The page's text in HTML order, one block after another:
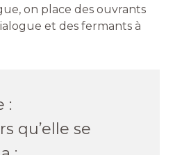
on place des ouvrants
et des fermants à
:
qu’elle se